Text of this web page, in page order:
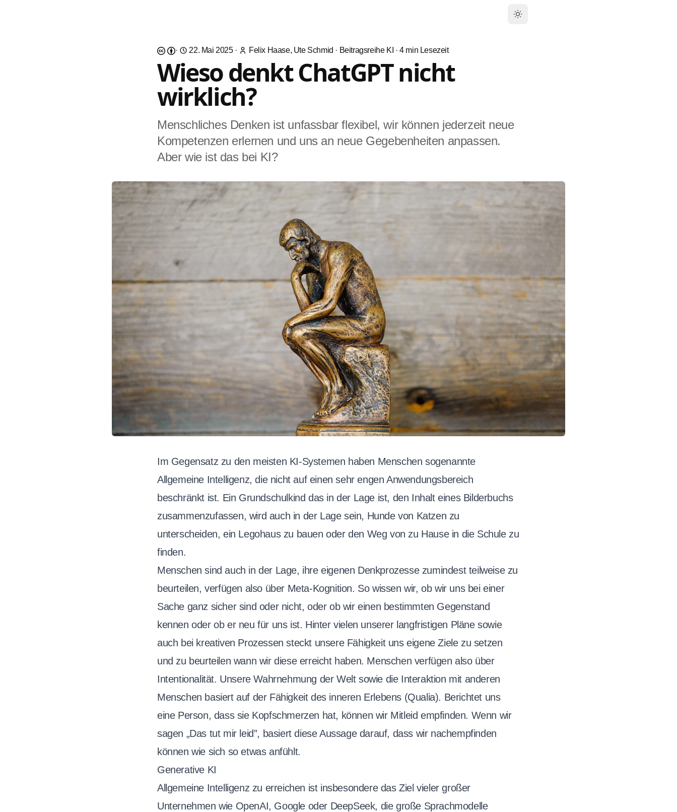
· 22. Mai 2025· Felix Haase, Ute Schmid · Beitragsreihe KI ·4min Lesezeit
Wieso denkt ChatGPT nicht
wirklich?
Menschliches Denken ist unfassbar flexibel, wir können jederzeit neue
Kompetenzen erlernen und uns an neue Gegebenheiten anpassen.
Aber wie ist das bei KI?
Im Gegensatz zu den meisten KI-Systemen haben Menschen sogenannte
Allgemeine Intelligenz, die nicht auf einen sehr engen Anwendungsbereich
beschränkt ist. Ein Grundschulkind das in der Lage ist, den Inhalt eines Bilderbuchs
zusammenzufassen, wird auch in der Lage sein, Hunde von Katzen zu
unterscheiden, ein Legohaus zu bauen oder den Weg von zu Hause in die Schule zu
finden.
Menschen sind auch in der Lage, ihre eigenen Denkprozesse zumindest teilweise zu
beurteilen, verfügen also über Meta-Kognition. So wissen wir, ob wir uns bei einer
Sache ganz sicher sind oder nicht, oder ob wir einen bestimmten Gegenstand
kennen oder ob er neu für uns ist. Hinter vielen unserer langfristigen Pläne sowie
auch bei kreativen Prozessen steckt unsere Fähigkeit uns eigene Ziele zu setzen
und zu beurteilen wann wir diese erreicht haben. Menschen verfügen also über
Intentionalität. Unsere Wahrnehmung der Welt sowie die Interaktion mit anderen
Menschen basiert auf der Fähigkeit des inneren Erlebens (Qualia). Berichtet uns
eine Person, dass sie Kopfschmerzen hat, können wir Mitleid empfinden. Wenn wir
sagen „Das tut mir leid”, basiert diese Aussage darauf, dass wir nachempfinden
können wie sich so etwas anfühlt.
Generative KI
Allgemeine Intelligenz zu erreichen ist insbesondere das Ziel vieler großer
Unternehmen wie OpenAI, Google oder DeepSeek, die große Sprachmodelle